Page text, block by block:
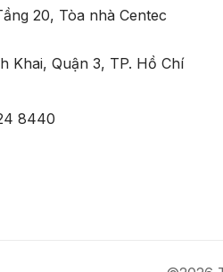
20, Tòa nhà Centec
Khai, Quận 3, TP. Hồ Chí
8440